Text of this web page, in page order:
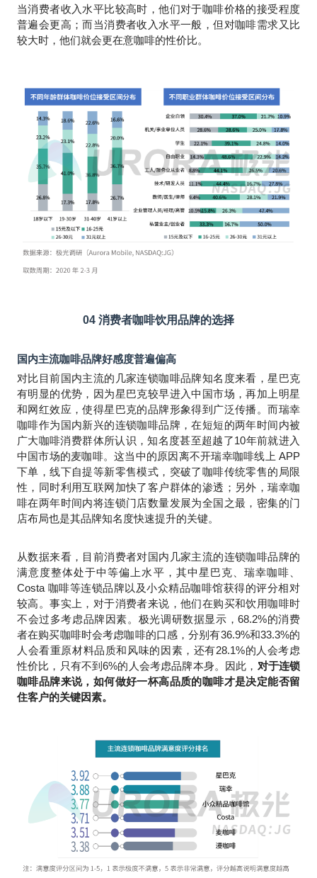
当消费者收入水平比较高时，他们对于咖啡价格的接受程度
普遍会更高；而当消费者收入水平一般，但对咖啡需求又比
较大时，他们就会更在意咖啡的性价比。
04 消费者咖啡饮用品牌的选择
国内主流咖啡品牌好感度普遍偏高
对比目前国内主流的几家连锁咖啡品牌知名度来看，星巴克
有明显的优势，因为星巴克较早进入中国市场，再加上明星
和网红效应，使得星巴克的品牌形象得到广泛传播。而瑞幸
咖啡作为国内新兴的连锁咖啡品牌，在短短的两年时间内被
广大咖啡消费群体所认识，知名度甚至超越了10年前就进入
中国市场的麦咖啡。这当中的原因离不开瑞幸咖啡线上 APP
下单，线下自提等新零售模式，突破了咖啡传统零售的局限
性，同时利用互联网加快了客户群体的渗透；另外，瑞幸咖
啡在两年时间内将连锁门店数量发展为全国之最，密集的门
店布局也是其品牌知名度快速提升的关键。
从数据来看，目前消费者对国内几家主流的连锁咖啡品牌的
满意度整体处于中等偏上水平，其中星巴克、瑞幸咖啡、
Costa 咖啡等连锁品牌以及小众精品咖啡馆获得的评分相对
较高。事实上，对于消费者来说，他们在购买和饮用咖啡时
不会过多考虑品牌因素。极光调研数据显示，68.2%的消费
者在购买咖啡时会考虑咖啡的口感，分别有36.9%和33.3%的
人会看重原材料品质和风味的因素，还有28.1%的人会考虑
性价比，只有不到6%的人会考虑品牌本身。因此， 对于连锁
咖啡品牌来说，如何做好一杯高品质的咖啡才是决定能否留
住客户的关键因素。